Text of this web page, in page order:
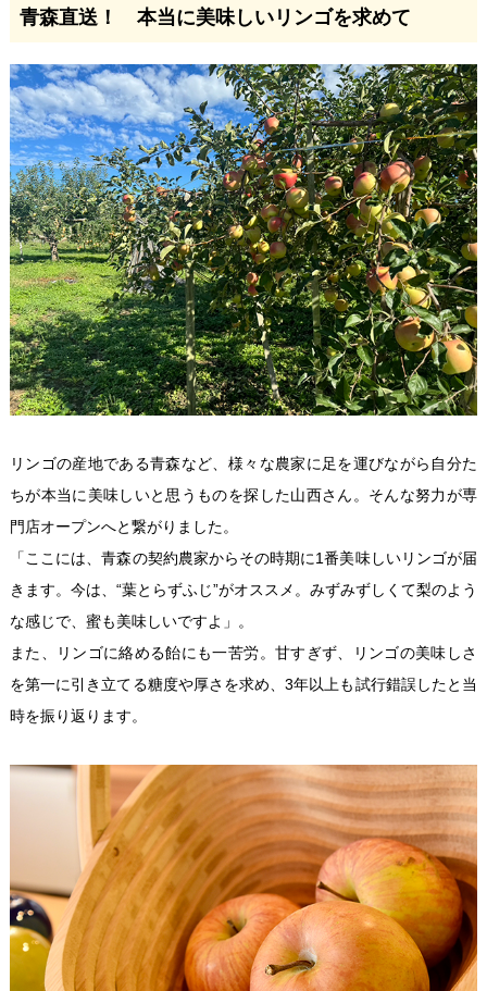
青森直送！ 本当に美味しいリンゴを求めて
リンゴの産地である青森など、様々な農家に足を運びながら自分た
ちが本当に美味しいと思うものを探した山西さん。そんな努力が専
門店オープンへと繋がりました。
「ここには、青森の契約農家からその時期に1番美味しいリンゴが届
きます。今は、“葉とらずふじ”がオススメ。みずみずしくて梨のよう
な感じで、蜜も美味しいですよ」。
また、リンゴに絡める飴にも一苦労。甘すぎず、リンゴの美味しさ
を第一に引き立てる糖度や厚さを求め、3年以上も試行錯誤したと当
時を振り返ります。